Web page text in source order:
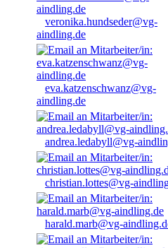
veronika.hundseder@vg-
aindling.de
eva.katzenschwanz@vg-
aindling.de
andrea.ledabyll@vg-
christian.lottes@vg-
harald.marb@vg-